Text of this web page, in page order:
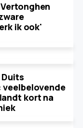
ik ook'
kort na